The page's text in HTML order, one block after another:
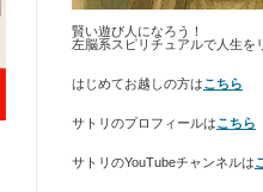
賢い遊び人になろう！
左脳系スピリチュアルで人生を
はじめてお越しの方はこちら
サトリのプロフィールはこちら
サトリのYouTubeチャンネルは